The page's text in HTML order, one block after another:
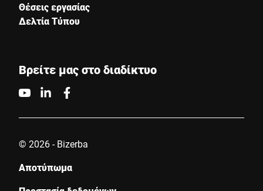
Θέσεις εργασίας
Δελτία Τύπου
Βρείτε μας στο διαδίκτυο
© 2026 - Bizerba
Αποτύπωμα